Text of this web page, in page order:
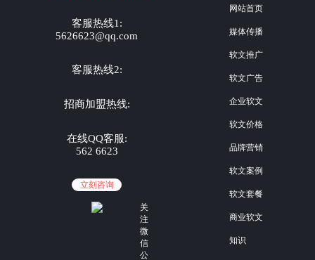
客服热线1:
5626623@qq.com
客服热线2:
招商加盟热线:
在线QQ客服:
562 6623
立刻咨询
关
注
微
信
公
网站首页
媒体传播
软文推广
软文广告
企业软文
软文价格
品牌营销
软文案例
软文套餐
商业软文
知识